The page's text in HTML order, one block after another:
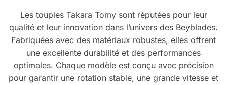
Les toupies Takara Tomy sont réputées pour leur
qualité et leur innovation dans l’univers des Beyblades.
Fabriquées avec des matériaux robustes, elles offrent
une excellente durabilité et des performances
optimales. Chaque modèle est conçu avec précision
pour garantir une rotation stable, une grande vitesse et